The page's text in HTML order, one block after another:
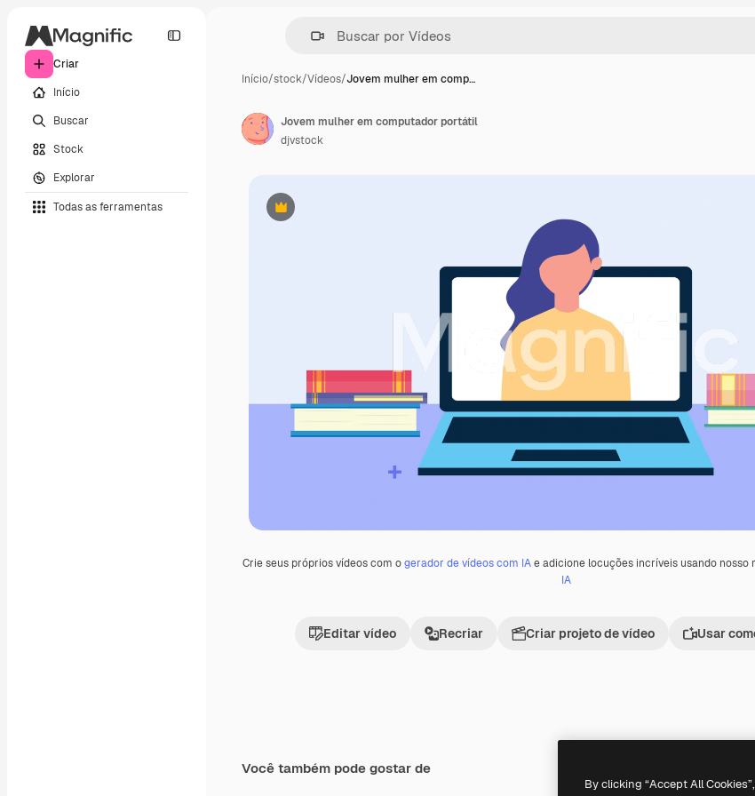
Criar
Início
Buscar
Stock
Explorar
Todas as ferramentas
Início/stock/Vídeos/Jovem mulher em comp…
Premium
Crie seus próprios vídeos com ogerador de vídeos com IAe adicione locuções incríveis usando nosso
IA
Editar vídeo Recriar Criar projeto de vídeo Usar
Jovem mulher em computador portátil
djvstock
Você também pode gostar de
By clicking “Accept All